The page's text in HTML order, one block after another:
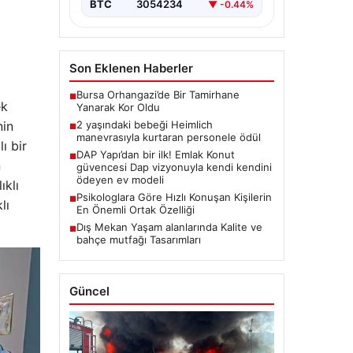
bir
BTC 3054234 ▼ -0.44%
Son Eklenen Haberler
■Bursa Orhangazi’de Bir Tamirhane
Yanarak Kor Oldu
■2 yaşındaki bebeği Heimlich
manevrasıyla kurtaran personele ödül
■DAP Yapı’dan bir ilk! Emlak Konut
güvencesi Dap vizyonuyla kendi kendini
ödeyen ev modeli
■Psikologlara Göre Hızlı Konuşan Kişilerin
En Önemli Ortak Özelliği
■Dış Mekan Yaşam alanlarında Kalite ve
bahçe mutfağı Tasarımları
Güncel